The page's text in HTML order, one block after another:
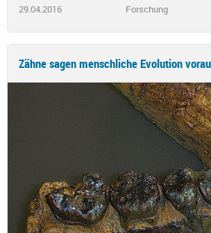
29.04.2016 Forschung
Zähne sagen menschliche Evolution